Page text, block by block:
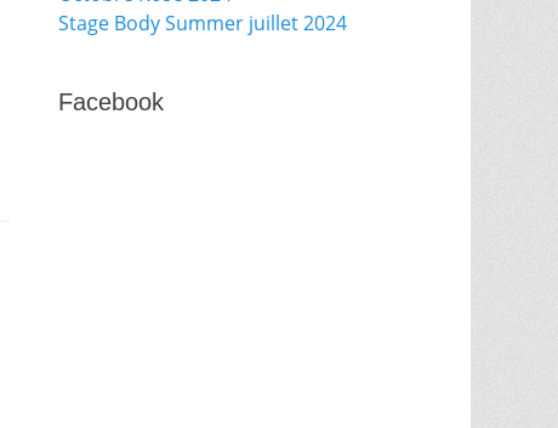
Stage Body Summer juillet 2024
Facebook